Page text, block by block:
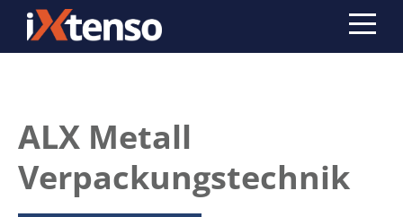
ALX Metall
Verpackungstechnik